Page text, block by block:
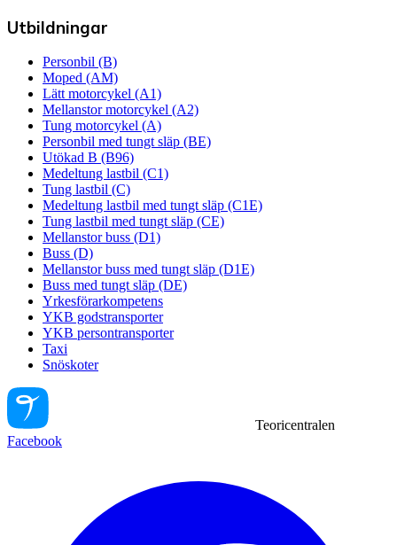
Utbildningar
Personbil (B)
Moped (AM)
Lätt motorcykel (A1)
Mellanstor motorcykel (A2)
Tung motorcykel (A)
Personbil med tungt släp (BE)
Utökad B (B96)
Medeltung lastbil (C1)
Tung lastbil (C)
Medeltung lastbil med tungt släp (C1E)
Tung lastbil med tungt släp (CE)
Mellanstor buss (D1)
Buss (D)
Mellanstor buss med tungt släp (D1E)
Buss med tungt släp (DE)
Yrkesförarkompetens
YKB godstransporter
YKB persontransporter
Taxi
Snöskoter
Teoricentralen
Facebook